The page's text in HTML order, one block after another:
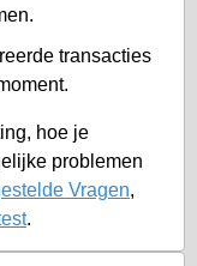
transacties
hoe je
problemen
Vragen,
.